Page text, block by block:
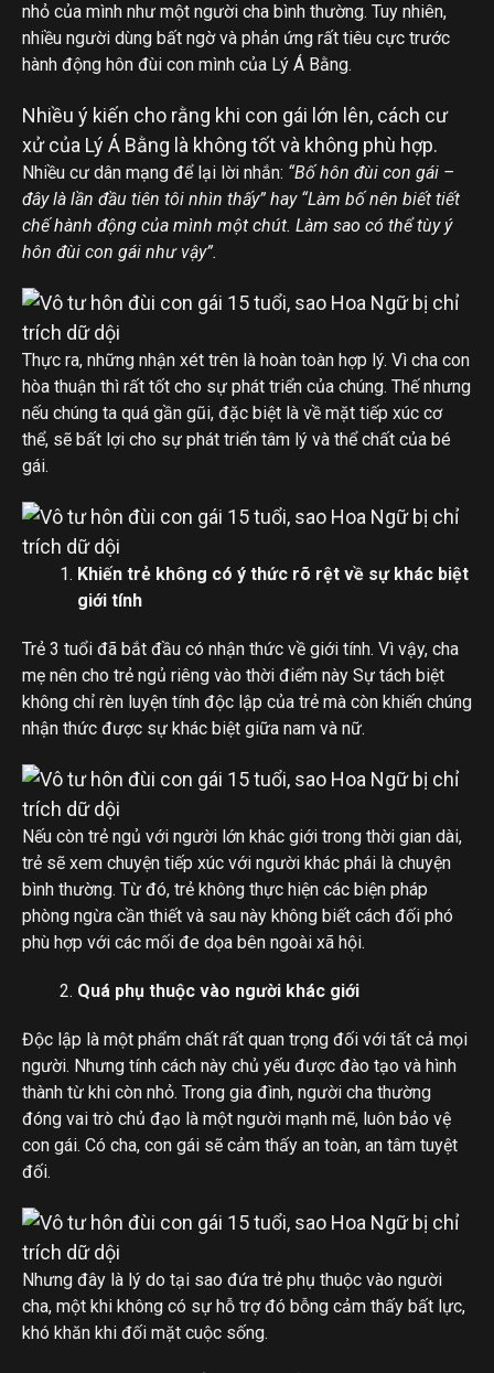
nhỏ của mình như một người cha bình thường. Tuy nhiên,
nhiều người dùng bất ngờ và phản ứng rất tiêu cực trước
hành động hôn đùi con mình của Lý Á Bằng.
Nhiều ý kiến ​​cho rằng khi con gái lớn lên, cách cư
xử của Lý Á Bằng là không tốt và không phù hợp.
Nhiều cư dân mạng để lại lời nhắn: “Bố hôn đùi con gái –
đây là lần đầu tiên tôi nhìn thấy” hay “Làm bố nên biết tiết
chế hành động của mình một chút. Làm sao có thể tùy ý
hôn đùi con gái như vậy”.
Thực ra, những nhận xét trên là hoàn toàn hợp lý. Vì cha con
hòa thuận thì rất tốt cho sự phát triển của chúng. Thế nhưng
nếu chúng ta quá gần gũi, đặc biệt là về mặt tiếp xúc cơ
thể, sẽ bất lợi cho sự phát triển tâm lý và thể chất của bé
gái.
Khiến trẻ không có ý thức rõ rệt về sự khác biệt
giới tính
Trẻ 3 tuổi đã bắt đầu có nhận thức về giới tính. Vì vậy, cha
mẹ nên cho trẻ ngủ riêng vào thời điểm này Sự tách biệt
không chỉ rèn luyện tính độc lập của trẻ mà còn khiến chúng
nhận thức được sự khác biệt giữa nam và nữ.
Nếu còn trẻ ngủ với người lớn khác giới trong thời gian dài,
trẻ sẽ xem chuyện tiếp xúc với người khác phái là chuyện
bình thường. Từ đó, trẻ không thực hiện các biện pháp
phòng ngừa cần thiết và sau này không biết cách đối phó
phù hợp với các mối đe dọa bên ngoài xã hội.
Quá phụ thuộc vào người khác giới
Độc lập là một phẩm chất rất quan trọng đối với tất cả mọi
người. Nhưng tính cách này chủ yếu được đào tạo và hình
thành từ khi còn nhỏ. Trong gia đình, người cha thường
đóng vai trò chủ đạo là một người mạnh mẽ, luôn bảo vệ
con gái. Có cha, con gái sẽ cảm thấy an toàn, an tâm tuyệt
đối.
Nhưng đây là lý do tại sao đứa trẻ phụ thuộc vào người
cha, một khi không có sự hỗ trợ đó bỗng cảm thấy bất lực,
khó khăn khi đối mặt cuộc sống.